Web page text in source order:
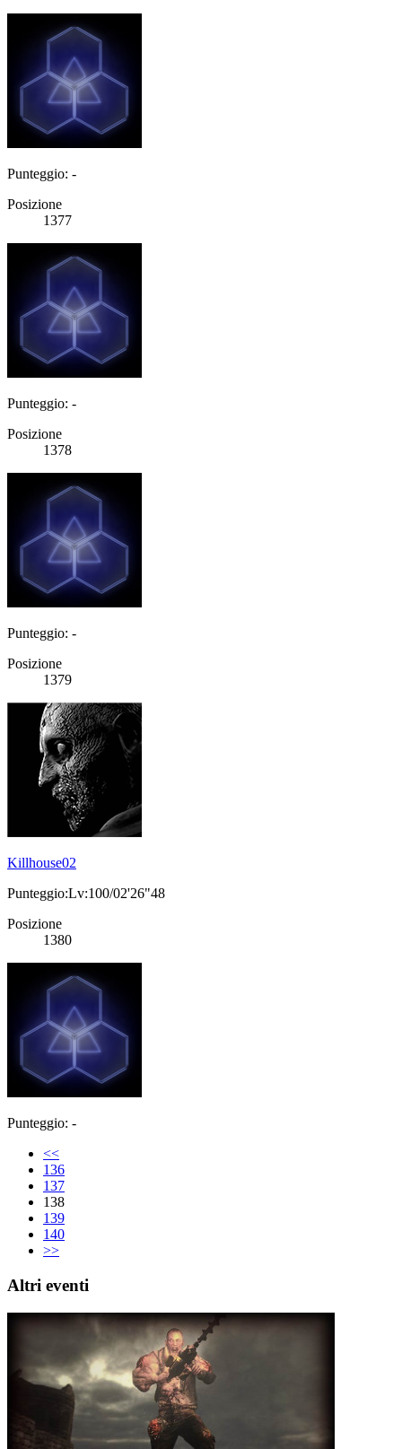
Punteggio: -
Posizione
1377
Punteggio: -
Posizione
1378
Punteggio: -
Posizione
1379
Killhouse02
Punteggio:Lv:100/02'26"48
Posizione
1380
Punteggio: -
<<
136
137
138
139
140
>>
Altri eventi